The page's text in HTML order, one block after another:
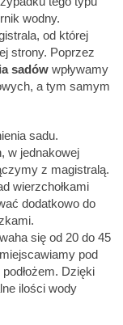
wodny.
od której
strony. Poprzez
sadów wpływamy
a tym samym
sadu.
w jednakowej
z magistralą.
wierzchołkami
dodatkowo do
się od 20 do 45
pod
Dzięki
ilości wody